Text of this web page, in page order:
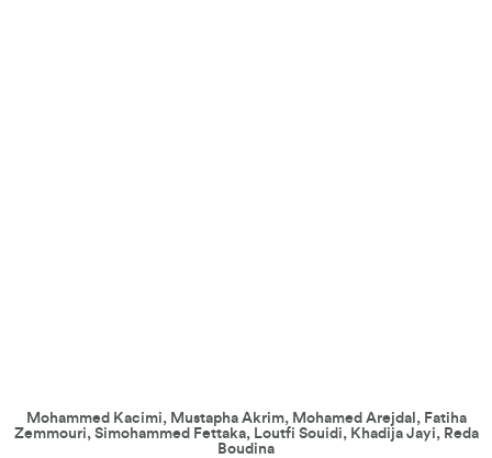
Mohammed Kacimi, Mustapha Akrim, Mohamed Arejdal, Fatiha
Zemmouri, Simohammed Fettaka, Loutfi Souidi, Khadija Jayi, Reda
Boudina